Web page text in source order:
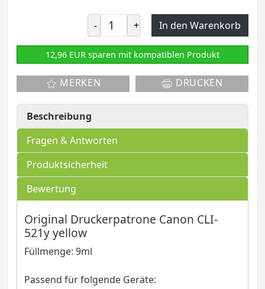
- + In den Warenkorb
12,96 EUR sparen mit kompatiblen Produkt
MERKEN DRUCKEN
Beschreibung
Fragen & Antworten
Produktsicherheit
Bewertung
Original Druckerpatrone Canon CLI-
521y yellow
Füllmenge: 9ml
Passend für folgende Geräte: